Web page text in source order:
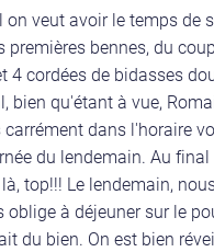
veut avoir le temps de
bennes, du
cordées de bidasses
bien qu'étant à vue,
dans l'horaire
du lendemain. Au
top!!! Le lendemain,
à déjeuner sur le
du bien. On est bien